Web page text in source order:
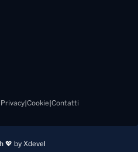
| Cookie Contatti
💖 by Xdevel